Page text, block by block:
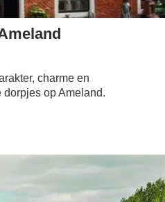
charme en
op Ameland.